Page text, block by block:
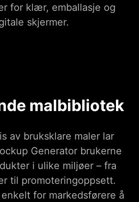
for klær, emballasje og
skjermer.
malbibliotek
av bruksklare maler lar
Generator brukerne
i ulike miljøer – fra
til promoteringoppsett.
for markedsførere å